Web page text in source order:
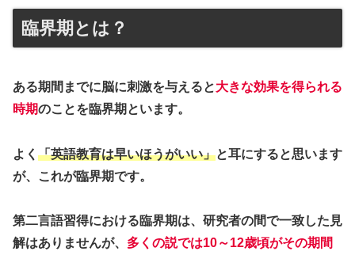
臨界期とは？
ある期間までに脳に刺激を与えると大きな効果を得られる
時期のことを臨界期といます。
よく 「英語教育は早いほうがいい」と耳にすると思います
が、これが臨界期です。
第二言語習得における臨界期は、研究者の間で一致した見
解はありませんが、 多くの説では10～12歳頃がその期間